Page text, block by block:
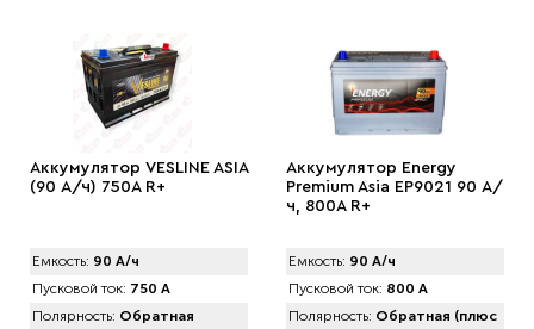
Аккумулятор VЕSLINE ASIA
(90 А/ч) 750A R+
Емкость: 90 А/ч
Пусковой ток: 750 А
Полярность: Обратная
Аккумулятор Energy
Premium Asia EP9021 90 А/
ч, 800A R+
Емкость: 90 А/ч
Пусковой ток: 800 А
Полярность: Обратная (плюс